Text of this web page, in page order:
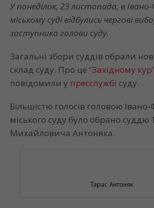
У понеділок, 23 листопада, в
міському суді відбулись чергові
заступника голови суду.
Загальні збори суддів обрали
склад суду. Про це “Західному
повідомили у пресслужбі суду.
Більшістю голосів головою
міського суду було обрано суддю
Михайловича Антоняка.
Тарас Антоняк